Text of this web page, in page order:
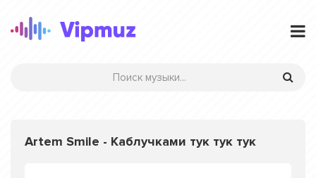
Artem Smile - Каблучками тук тук тук